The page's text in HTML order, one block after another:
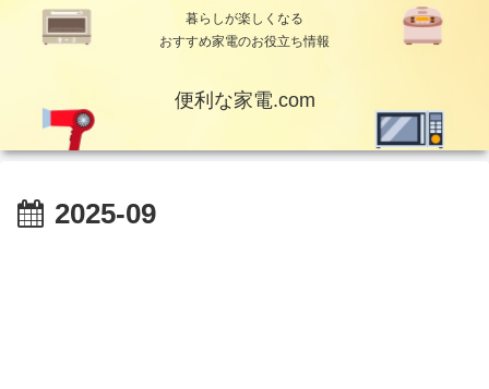
暮らしが楽しくなる
おすすめ家電のお役立ち情報
便利な家電.com
2025-09